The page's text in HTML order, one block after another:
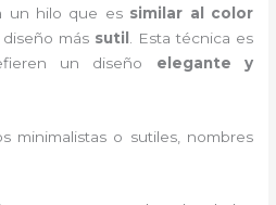
un hilo que es similar al color
diseño más sutil
. Esta técnica es
un diseño elegante y
minimalistas o sutiles, nombres